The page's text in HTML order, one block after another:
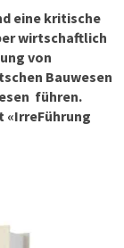
eine kritische
wirtschaftlich
von
Bauwesen
führen.
«IrreFührung